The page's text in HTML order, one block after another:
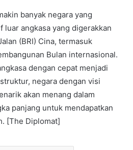
banyak negara yang
luar angkasa yang digerakkan
(BRI) Cina, termasuk
Bulan internasional.
dengan cepat menjadi
negara dengan visi
akan menang dalam
panjang untuk mendapatkan
[The Diplomat]